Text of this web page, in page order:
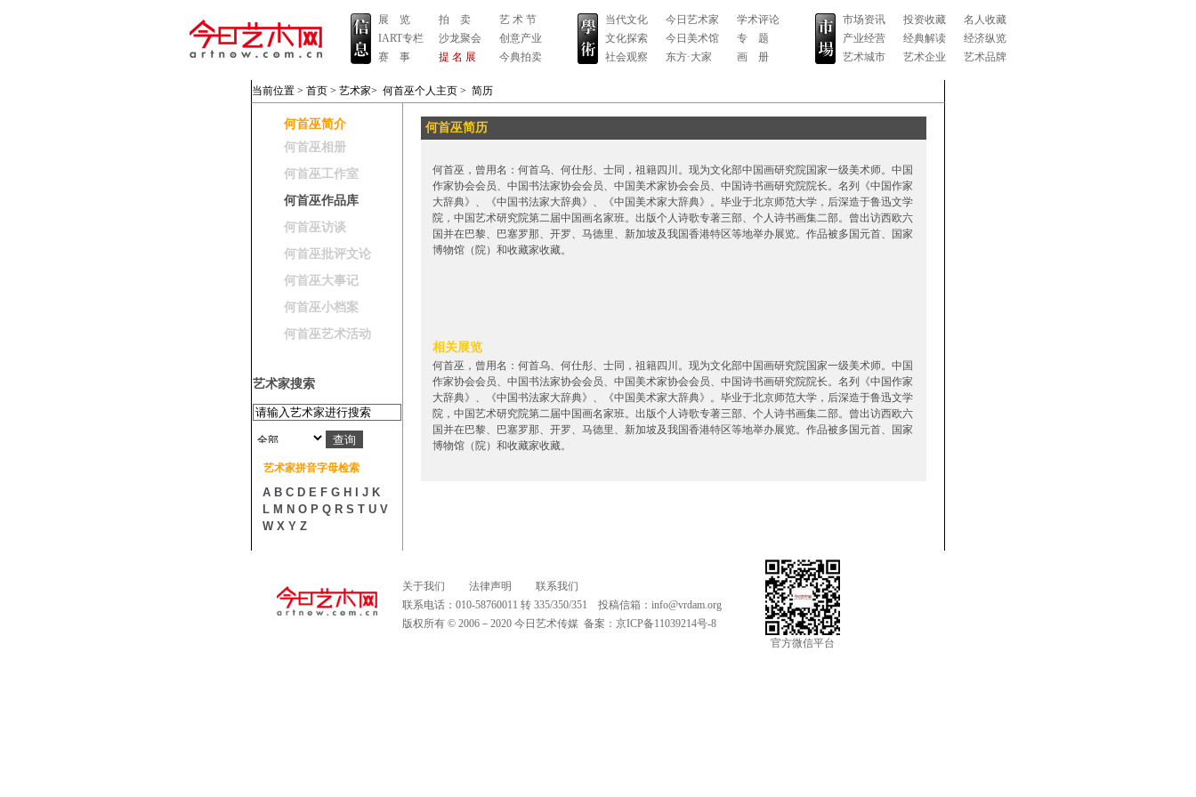
展 览
IART专栏
赛 事
拍 卖
沙龙聚会
提 名 展
艺 术 节
创意产业
今典拍卖
当代文化
文化探索
社会观察
今日艺术家
今日美术馆
东方·大家
学术评论
专 题
画 册
市场资讯
产业经营
艺术城市
投资收藏
经典解读
艺术企业
名人收藏
经济纵览
艺术品牌
当前位置 > 首页 > 艺术家> 何首巫个人主页 > 简历
何首巫简介
何首巫相册
何首巫工作室
何首巫作品库
何首巫访谈
何首巫批评文论
何首巫大事记
何首巫小档案
何首巫艺术活动
艺术家搜索
艺术家拼音字母检索
A B C D E F G H J K
L M N O P Q R S T U V
W X Y Z
何首巫简历
何首巫，曾用名：何首乌、何仕彤、士同，祖籍四川。现为文化部中国画研究院国家一级美术师。中国
作家协会会员、中国书法家协会会员、中国美术家协会会员、中国诗书画研究院院长。名列《中国作家
大辞典》、《中国书法家大辞典》、《中国美术家大辞典》。毕业于北京师范大学，后深造于鲁迅文学
院，中国艺术研究院第二届中国画名家班。出版个人诗歌专著三部、个人诗书画集二部。曾出访西欧六
国并在巴黎、巴塞罗那、开罗、马德里、新加坡及我国香港特区等地举办展览。作品被多国元首、国家
博物馆（院）和收藏家收藏。
相关展览
何首巫，曾用名：何首乌、何仕彤、士同，祖籍四川。现为文化部中国画研究院国家一级美术师。中国
作家协会会员、中国书法家协会会员、中国美术家协会会员、中国诗书画研究院院长。名列《中国作家
大辞典》、《中国书法家大辞典》、《中国美术家大辞典》。毕业于北京师范大学，后深造于鲁迅文学
院，中国艺术研究院第二届中国画名家班。出版个人诗歌专著三部、个人诗书画集二部。曾出访西欧六
国并在巴黎、巴塞罗那、开罗、马德里、新加坡及我国香港特区等地举办展览。作品被多国元首、国家
博物馆（院）和收藏家收藏。
关于我们 法律声明
联系我们
联系电话：010-58760011 转 335/350/351 投稿信箱： info@vrdam.org
版权所有 © 2006－2020 今日艺术传媒 备案： 京ICP备11039214号-8
官方微信平台